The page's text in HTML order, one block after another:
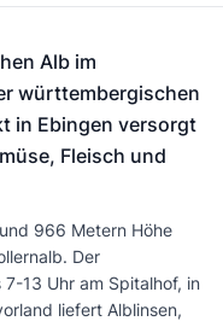
Alb im
württembergischen
in Ebingen versorgt
Fleisch und
966 Metern Höhe
Der
13 Uhr am Spitalhof, in
liefert Alblinsen,